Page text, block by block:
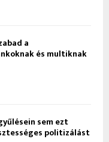
a
és multiknak
sem ezt
politizálást